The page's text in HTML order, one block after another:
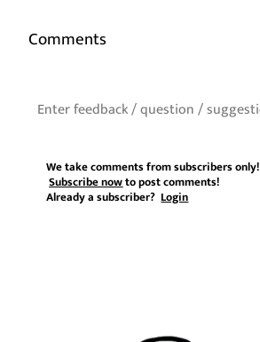
Comments
We take comments from subscribers only!
Subscribe nowto post comments!
Already a subscriber?Login